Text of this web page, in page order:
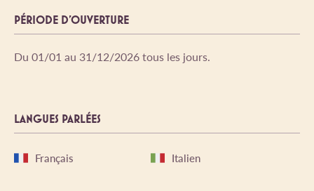
PÉRIODE D'OUVERTURE
Du 01/01 au 31/12/2026 tous les jours.
LANGUES PARLÉES
Français Italien